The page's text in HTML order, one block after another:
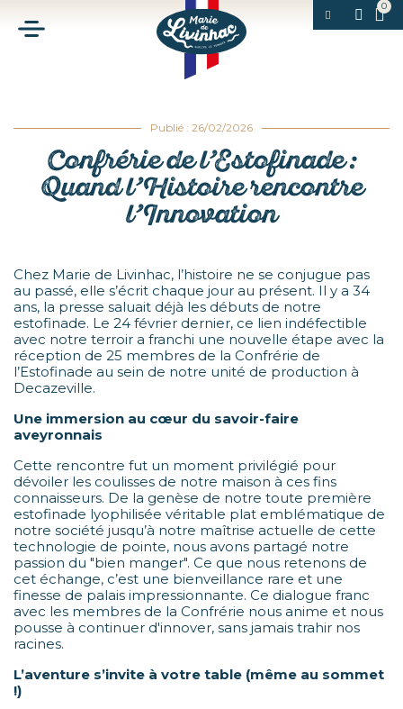
Publié : 26/02/2026
Confrérie de l’Estofinade :
Quand l’Histoire rencontre
l’Innovation
Chez Marie de Livinhac, l’histoire ne se conjugue pas
au passé, elle s’écrit chaque jour au présent. Il y a 34
ans, la presse saluait déjà les débuts de notre
estofinade. Le 24 février dernier, ce lien indéfectible
avec notre terroir a franchi une nouvelle étape avec la
réception de 25 membres de la Confrérie de
l’Estofinade au sein de notre unité de production à
Decazeville.
Une immersion au cœur du savoir-faire
aveyronnais
Cette rencontre fut un moment privilégié pour
dévoiler les coulisses de notre maison à ces fins
connaisseurs. De la genèse de notre toute première
estofinade lyophilisée véritable plat emblématique de
notre société jusqu’à notre maîtrise actuelle de cette
technologie de pointe, nous avons partagé notre
passion du "bien manger". Ce que nous retenons de
cet échange, c’est une bienveillance rare et une
finesse de palais impressionnante. Ce dialogue franc
avec les membres de la Confrérie nous anime et nous
pousse à continuer d'innover, sans jamais trahir nos
racines.
L’aventure s’invite à votre table (même au sommet
!)